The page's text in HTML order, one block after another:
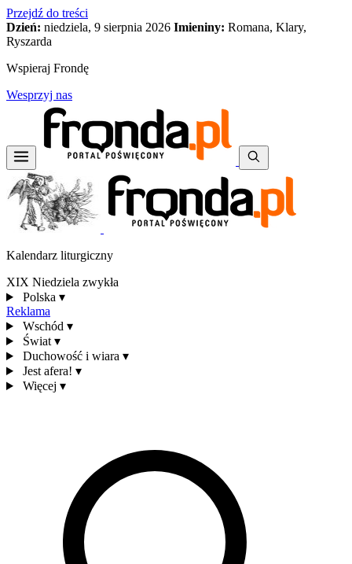
Przejdź do treści
Dzień: niedziela, 9 sierpnia 2026 Imieniny: Romana, Klary,
Ryszarda
Wspieraj Frondę
Wesprzyj nas
Kalendarz liturgiczny
XIX Niedziela zwykła
Polska ▾
Reklama
Wschód ▾
Świat ▾
Duchowość i wiara ▾
Jest afera! ▾
Więcej ▾